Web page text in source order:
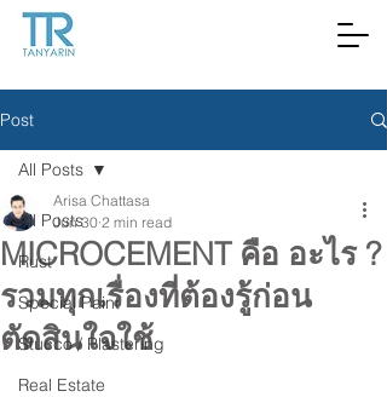
Post
All Posts
Rust
Special Paint
Stucco / Plastering
Real Estate
All Posts
MICROCEMENT คือ อะไร ?
รวมทุกเรื่องที่ต้องรู้ก่อน
ตัดสินใจใช้
Arisa Chattasa
Jun 30 2 min read